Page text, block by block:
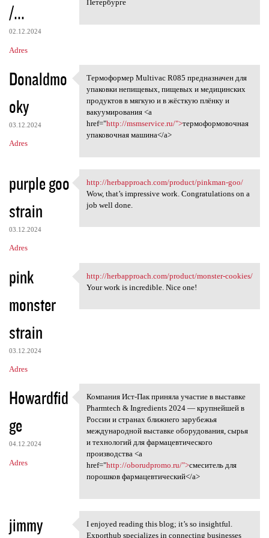
/...
02.12.2024
Adres
Петербурге
Donaldmo
oky
03.12.2024
Adres
Термоформер Multivac R085
Термоформер Multivac R085 предназначен для
упаковки непищевых, пищевых и медицинских
продуктов в мягкую и в жёсткую плёнку и
вакуумирования <a
href="http://msmservice.ru/">термоформовочная
упаковочная машина</a>
purple goo
strain
03.12.2024
Adres
http://herbapproach.com
http://herbapproach.com/product/pinkman-goo/
Wow, that’s impressive work. Congratulations on a
job well done.
pink
monster
strain
03.12.2024
Adres
http://herbapproach.com
http://herbapproach.com/product/monster-cookies/
Your work is incredible. Nice one!
Howardfid
ge
04.12.2024
Adres
Компания Ист-Пак приняла
Компания Ист-Пак приняла участие в выставке
Pharmtech & Ingredients 2024 — крупнейшей в
России и странах ближнего зарубежья
международной выставке оборудования, сырья
и технологий для фармацевтического
производства <a
href="http://oborudpromo.ru/">смеситель для
порошков фармацевтический</a>
jimmy I enjoyed reading this blog;
I enjoyed reading this blog; it’s so insightful.
Exporthub specializes in connecting businesses